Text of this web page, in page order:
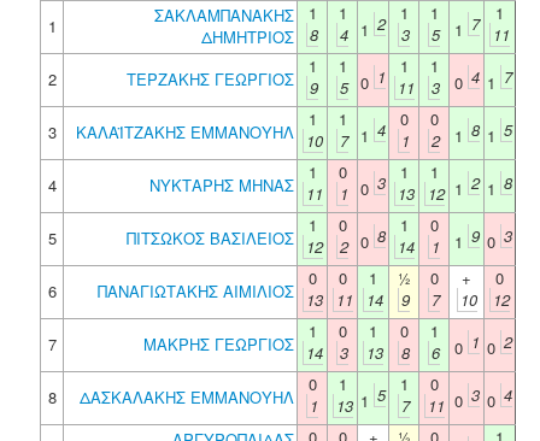
1
ΣΑΚΛΑΜΠΑΝΑΚΗΣ
ΔΗΜΗΤΡΙΟΣ
1
8
1
4 1 2
1
3
1
5
1 7
1
11
2
ΤΕΡΖΑΚΗΣ ΓΕΩΡΓΙΟΣ
1
9
1
5 0 1
1
11
1
3
0 4 1 7
3 ΚΑΛΑΪΤΖΑΚΗΣ ΕΜΜΑΝΟΥΗΛ
1
10
1
7 1 4
0
1
0
2
1 8 1 5
4 ΝΥΚΤΑΡΗΣ ΜΗΝΑΣ
1
11
0
1 0 3
1
13
1
12 1 2 1 8
5 ΠΙΤΣΩΚΟΣ ΒΑΣΙΛΕΙΟΣ
1
12
0
2 0 8
1
14
0
1
1 9 0 3
6 ΠΑΝΑΓΙΩΤΑΚΗΣ ΑΙΜΙΛΙΟΣ
0
13
0
11
1
14
½
9
0
7
+
10
0
12
7
ΜΑΚΡΗΣ ΓΕΩΡΓΙΟΣ
1
14
0
3
1
13
0
8
1
6
0 1 0 2
8 ΔΑΣΚΑΛΑΚΗΣ ΕΜΜΑΝΟΥΗΛ
0
1
1
13 1 5
1
7
0
11 0 3 0 4